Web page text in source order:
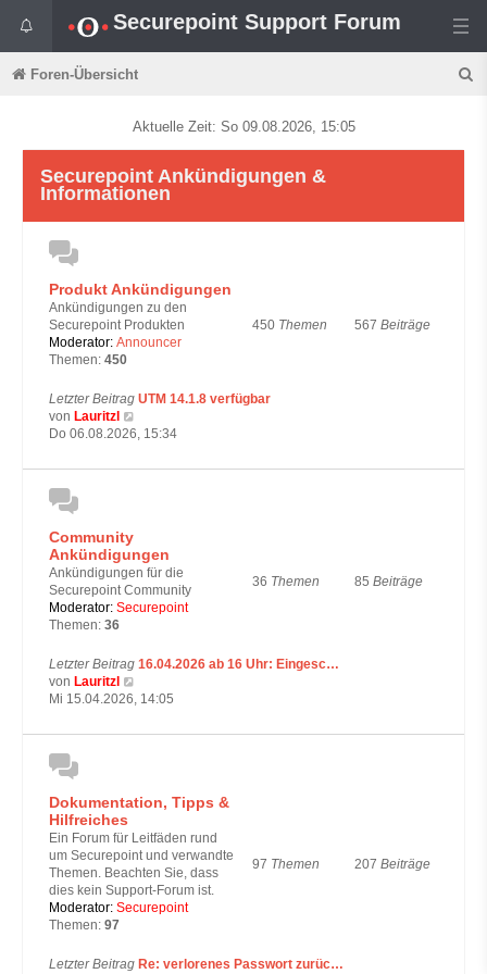
Securepoint Support Forum
Foren-Übersicht
Aktuelle Zeit: So 09.08.2026, 15:05
Securepoint Ankündigungen &
Informationen
Produkt Ankündigungen
Ankündigungen zu den
Securepoint Produkten
Moderator: Announcer
Themen: 450
450 Themen 567 Beiträge
Letzter Beitrag UTM 14.1.8 verfügbar
von Lauritzl
e
e
B
e
i
t
g
Do 06.08.2026, 15:34
Community
Ankündigungen
Ankündigungen für die
Securepoint Community
Moderator: Securepoint
Themen: 36
36 Themen 85 Beiträge
Letzter Beitrag 16.04.2026 ab 16 Uhr: Eingesc…
von Lauritzl
e
e
r
e
i
t
r
a
Mi 15.04.2026, 14:05
Dokumentation, Tipps &
Hilfreiches
Ein Forum für Leitfäden rund
um Securepoint und verwandte
Themen. Beachten Sie, dass
dies kein Support-Forum ist.
Moderator: Securepoint
Themen: 97
97 Themen 207 Beiträge
Letzter Beitrag Re: verlorenes Passwort zurüc…